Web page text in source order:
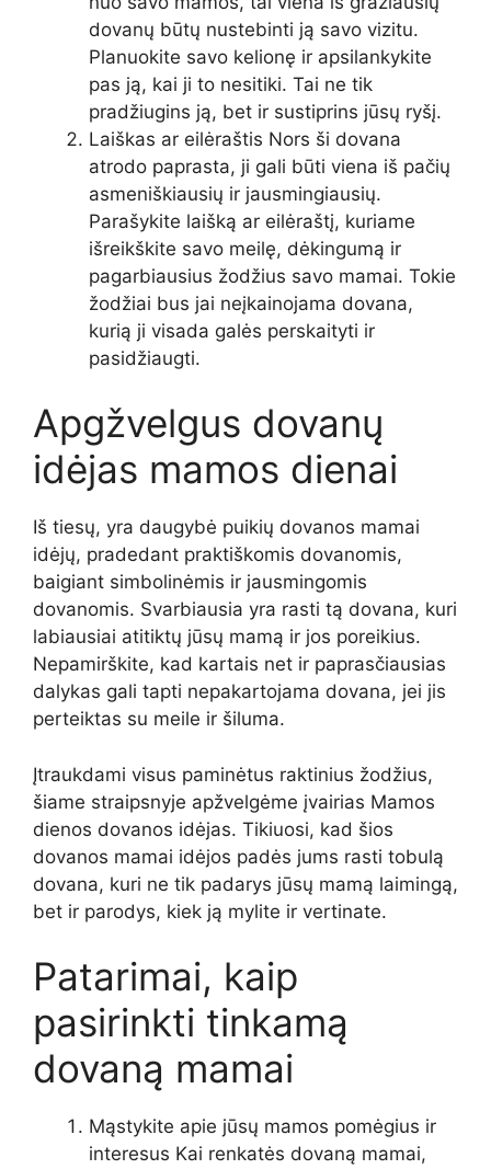
dovanų būtų nustebinti ją savo vizitu.
Planuokite savo kelionę ir apsilankykite
pas ją, kai ji to nesitiki. Tai ne tik
pradžiugins ją, bet ir sustiprins jūsų ryšį.
Laiškas ar eilėraštis Nors ši dovana
atrodo paprasta, ji gali būti viena iš pačių
asmeniškiausių ir jausmingiausių.
Parašykite laišką ar eilėraštį, kuriame
išreikškite savo meilę, dėkingumą ir
pagarbiausius žodžius savo mamai. Tokie
žodžiai bus jai neįkainojama dovana,
kurią ji visada galės perskaityti ir
pasidžiaugti.
Apgžvelgus dovanų
idėjas mamos dienai
Iš tiesų, yra daugybė puikių dovanos mamai
idėjų, pradedant praktiškomis dovanomis,
baigiant simbolinėmis ir jausmingomis
dovanomis. Svarbiausia yra rasti tą dovana, kuri
labiausiai atitiktų jūsų mamą ir jos poreikius.
Nepamirškite, kad kartais net ir paprasčiausias
dalykas gali tapti nepakartojama dovana, jei jis
perteiktas su meile ir šiluma.
Įtraukdami visus paminėtus raktinius žodžius,
šiame straipsnyje apžvelgėme įvairias Mamos
dienos dovanos idėjas. Tikiuosi, kad šios
dovanos mamai idėjos padės jums rasti tobulą
dovana, kuri ne tik padarys jūsų mamą laimingą,
bet ir parodys, kiek ją mylite ir vertinate.
Patarimai, kaip
pasirinkti tinkamą
dovaną mamai
Mąstykite apie jūsų mamos pomėgius ir
interesus Kai renkatės dovaną mamai,